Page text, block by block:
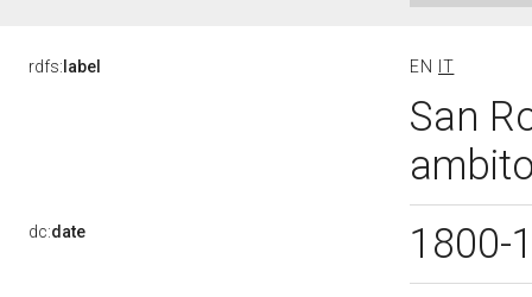
rdfs: label EN IT
San
dc:date 1800-